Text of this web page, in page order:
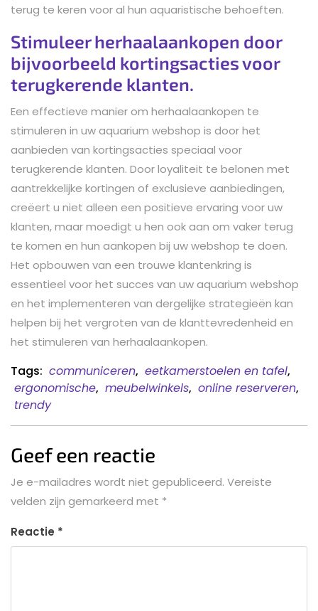
terug te keren voor al hun aquaristische behoeften.
Stimuleer herhaalaankopen door
bijvoorbeeld kortingsacties voor
terugkerende klanten.
Een effectieve manier om herhaalaankopen te
stimuleren in uw aquarium webshop is door het
aanbieden van kortingsacties speciaal voor
terugkerende klanten. Door loyaliteit te belonen met
aantrekkelijke kortingen of exclusieve aanbiedingen,
creëert u niet alleen een positieve ervaring voor uw
klanten, maar moedigt u hen ook aan om vaker terug
te komen en hun aankopen bij uw webshop te doen.
Het opbouwen van een trouwe klantenkring is
essentieel voor het succes van uw aquarium webshop
en het implementeren van dergelijke strategieën kan
helpen bij het vergroten van de klanttevredenheid en
het stimuleren van herhaalaankopen.
Tags: communiceren, eetkamerstoelen en tafel,
ergonomische, meubelwinkels, online reserveren,
trendy
Geef een reactie
Je e-mailadres wordt niet gepubliceerd. Vereiste
velden zijn gemarkeerd met *
Reactie *